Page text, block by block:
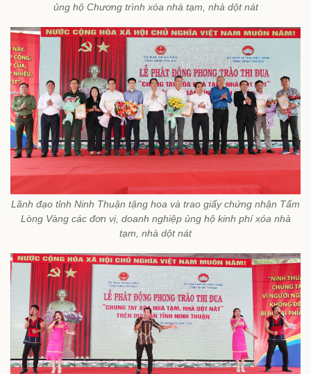
ủng hộ Chương trình xóa nhà tạm, nhà dột nát
Lãnh đạo tỉnh Ninh Thuận tặng hoa và trao giấy chứng nhận Tấm
Lòng Vàng các đơn vị, doanh nghiệp ủng hộ kinh phí xóa nhà
tạm, nhà dột nát